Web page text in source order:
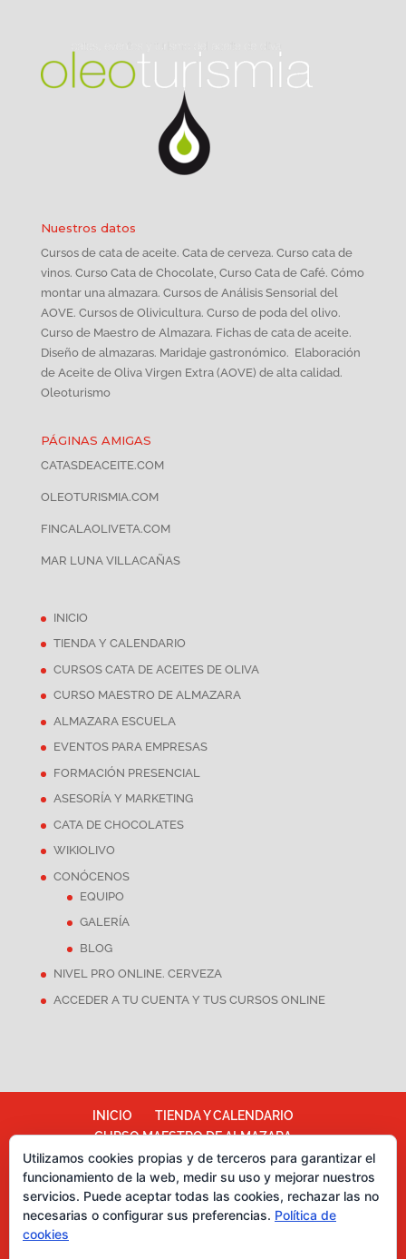
Nuestros datos
Cursos de cata de aceite. Cata de cerveza. Curso cata de
vinos. Curso Cata de Chocolate, Curso Cata de Café. Cómo
montar una almazara. Cursos de Análisis Sensorial del
AOVE. Cursos de Olivicultura. Curso de poda del olivo.
Curso de Maestro de Almazara. Fichas de cata de aceite.
Diseño de almazaras. Maridaje gastronómico. Elaboración
de Aceite de Oliva Virgen Extra (AOVE) de alta calidad.
Oleoturismo
PÁGINAS AMIGAS
CATASDEACEITE.COM
OLEOTURISMIA.COM
FINCALAOLIVETA.COM
MAR LUNA VILLACAÑAS
INICIO
TIENDA Y CALENDARIO
CURSOS CATA DE ACEITES DE OLIVA
CURSO MAESTRO DE ALMAZARA
ALMAZARA ESCUELA
EVENTOS PARA EMPRESAS
FORMACIÓN PRESENCIAL
ASESORÍA Y MARKETING
CATA DE CHOCOLATES
WIKIOLIVO
CONÓCENOS
EQUIPO
GALERÍA
BLOG
NIVEL PRO ONLINE. CERVEZA
ACCEDER A TU CUENTA Y TUS CURSOS ONLINE
INICIO
TIENDA Y CALENDARIO
CURSO MAESTRO DE ALMAZARA
ALMAZARA ESCUELA
TÉRMINOS Y CONDICIONES
Más información sobre las cookies
Política de cookies
CATA DE CHOCOLATES
Utilizamos cookies propias y de terceros para garantizar el
funcionamiento de la web, medir su uso y mejorar nuestros
servicios. Puede aceptar todas las cookies, rechazar las no
necesarias o configurar sus preferencias. Política de
cookies